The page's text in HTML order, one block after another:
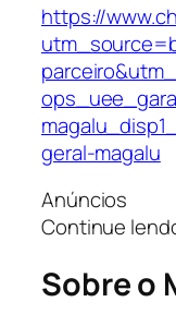
https://
geral-magalu
Anúncios
Continue
Sobre o